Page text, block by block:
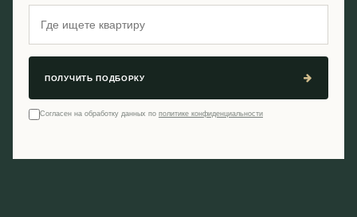
ПОЛУЧИТЬ ПОДБОРКУ
Согласен на обработку данных по политике конфиденциальности